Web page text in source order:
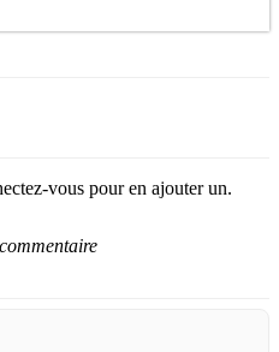
vous pour en ajouter un.